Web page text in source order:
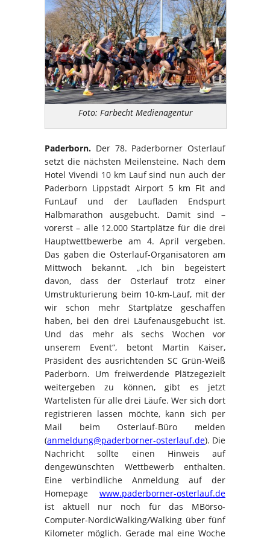
Foto: Farbecht Medienagentur
Paderborn. Der 78. Paderborner Osterlauf
setzt die nächsten Meilensteine. Nach dem
Hotel Vivendi 10 km Lauf sind nun auch der
Paderborn Lippstadt Airport 5 km Fit and
FunLauf und der Laufladen Endspurt
Halbmarathon ausgebucht. Damit sind –
vorerst – alle 12.000 Startplätze für die drei
Hauptwettbewerbe am 4. April vergeben.
Das gaben die Osterlauf-Organisatoren am
Mittwoch bekannt. „Ich bin begeistert
davon, dass der Osterlauf trotz einer
Umstrukturierung beim 10-km-Lauf, mit der
wir schon mehr Startplätze geschaffen
haben, bei den drei Läufenausgebucht ist.
Und das mehr als sechs Wochen vor
unserem Event“, betont Martin Kaiser,
Präsident des ausrichtenden SC Grün-Weiß
Paderborn. Um freiwerdende Plätzegezielt
weitergeben zu können, gibt es jetzt
Wartelisten für alle drei Läufe. Wer sich dort
registrieren lassen möchte, kann sich per
Mail beim Osterlauf-Büro melden
(anmeldung@paderborner-osterlauf.de). Die
Nachricht sollte einen Hinweis auf
dengewünschten Wettbewerb enthalten.
Eine verbindliche Anmeldung auf der
Homepage www.paderborner-osterlauf.de
ist aktuell nur noch für das MBörso-
Computer-NordicWalking/Walking über fünf
Kilometer möglich. Gerade mal eine Woche